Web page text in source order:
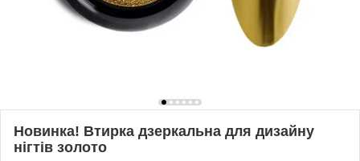
Новинка! Втирка дзеркальна для дизайну
нігтів золото